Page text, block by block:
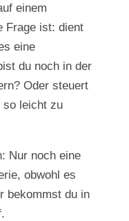
einem
Frage ist: dient
eine
du noch in der
Oder steuert
so leicht zu
Nur noch eine
obwohl es
bekommst du in